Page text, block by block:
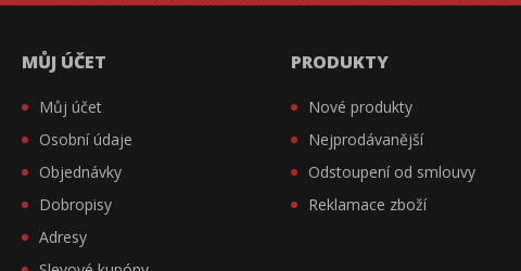
MŮJ ÚČET
Můj účet
Osobní údaje
Objednávky
Dobropisy
Adresy
PRODUKTY
Nové produkty
Nejprodávanější
Odstoupení od smlouvy
Reklamace zboží